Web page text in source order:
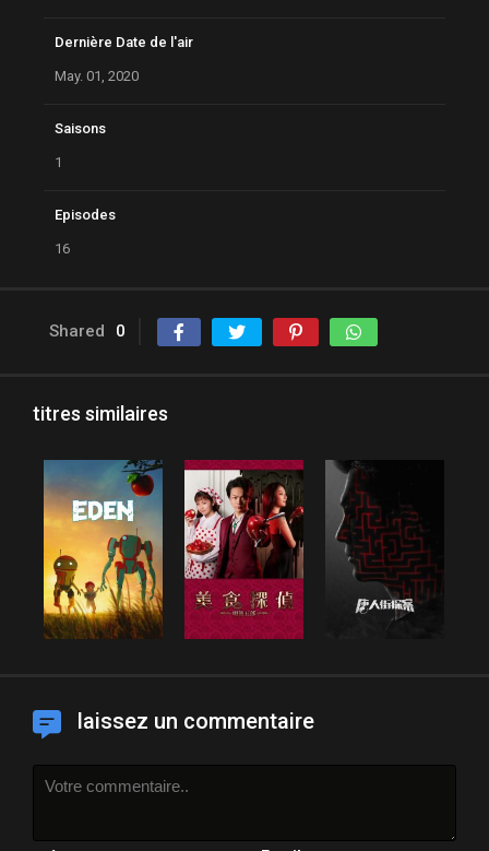
Dernière Date de l'air
May. 01, 2020
Saisons
1
Episodes
16
Shared 0
titres similaires
laissez un commentaire